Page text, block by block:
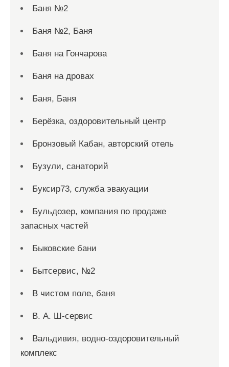
Баня №2
Баня №2, Баня
Баня на Гончарова
Баня на дровах
Баня, Баня
Берёзка, оздоровительный центр
Бронзовый Кабан, авторский отель
Бузули, санаторий
Буксир73, служба эвакуации
Бульдозер, компания по продаже
запасных частей
Быковские бани
Бытсервис, №2
В чистом поле, баня
В. А. Ш-сервис
Вальдивия, водно-оздоровительный
комплекс